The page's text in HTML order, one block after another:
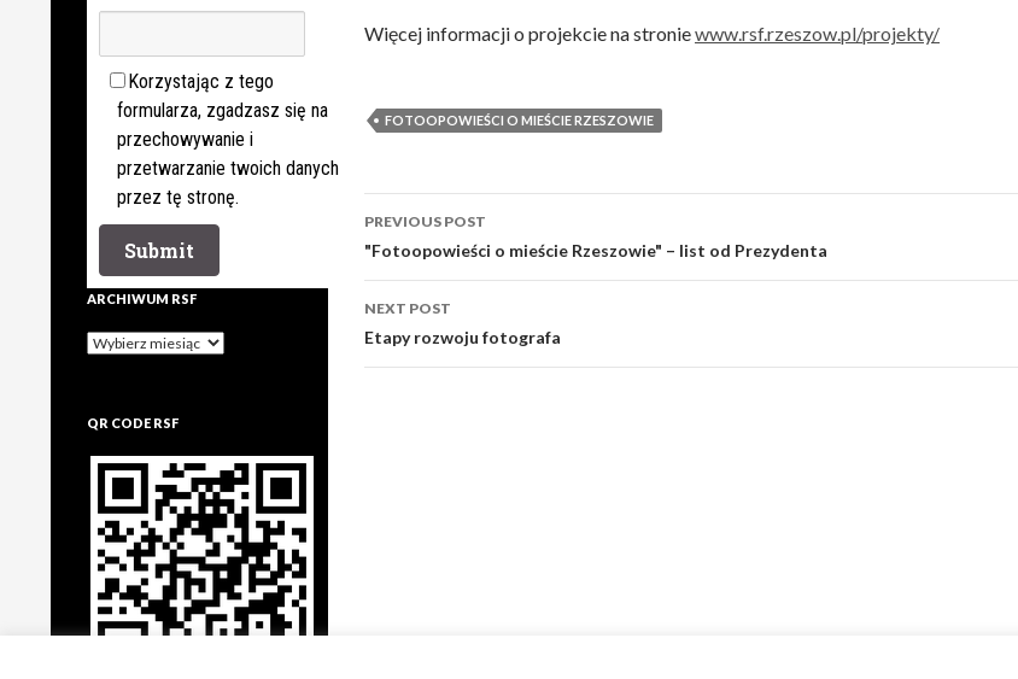
Więcej informacji o projekcie na stroniewww.rsf.rzeszow.pl/projekty/
FOTOOPOWIEŚCI O MIEŚCIE RZESZOWIE
Post
navigation
PREVIOUS POST
"Fotoopowieści o mieście Rzeszowie" – list od Prezydenta
NEXT POST
Etapy rozwoju fotografa
Korzystając z tego
formularza, zgadzasz się na
przechowywanie i
przetwarzanie twoich danych
przez tę stronę.
ARCHIWUM RSF
Archiwum
QR CODE RSF